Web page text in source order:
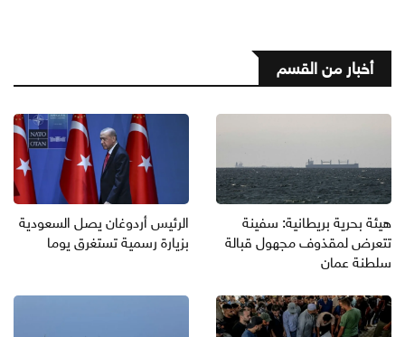
أخبار من القسم
هيئة بحرية بريطانية: سفينة
تتعرض لمقذوف مجهول قبالة
سلطنة عمان
الرئيس أردوغان يصل السعودية
بزيارة رسمية تستغرق يوما